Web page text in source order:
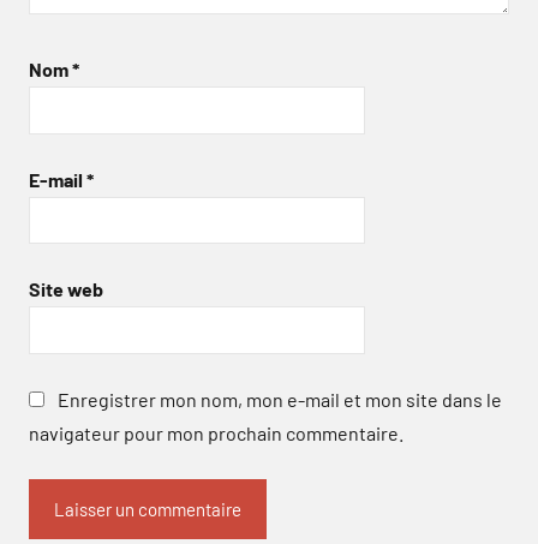
Nom*
E-mail *
Site web
Enregistrer mon nom, mon e-mail et mon site dans le
navigateur pour mon prochain commentaire.